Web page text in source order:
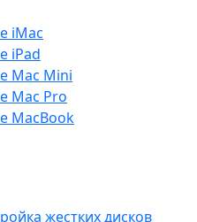
iMac
iPad
Mac Mini
Mac Pro
MacBook
жестких дисков